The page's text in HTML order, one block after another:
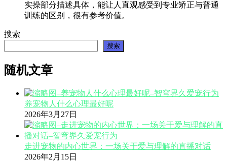
实操部分描述具体，能让人直观感受到专业矫正与普通
训练的区别，很有参考价值。
搜索
搜索
随机文章
养宠物人什么心理最好呢
2026年3月27日
走进宠物的内心世界：一场关于爱与理解的直播对话
2026年2月15日